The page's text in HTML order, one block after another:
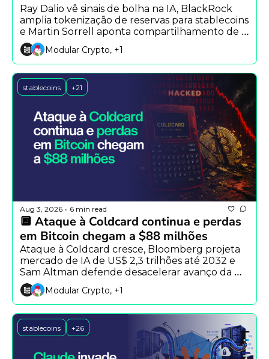
Ray Dalio vê sinais de bolha na IA, BlackRock
amplia tokenização de reservas para stablecoins
e Martin Sorrell aponta compartilhamento de
conhecimento como habilidade-chave da era
da IA.Modular Crypto, +1
stablecoins +21
Aug 3, 2026 • 6 min read
🔲 Ataque à Coldcard continua e perdas
em Bitcoin chegam a $88 milhões
Ataque à Coldcard cresce, Bloomberg projeta
mercado de IA de US$ 2,3 trilhões até 2032 e
Sam Altman defende desacelerar avanço da
inteligência artificial.
Modular Crypto, +1
stablecoins +26